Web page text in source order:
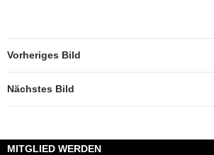
Vorheriges Bild
Nächstes Bild
MITGLIED WERDEN